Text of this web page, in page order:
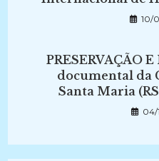
10/
PRESERVAÇÃO
documental da
Santa Maria
04/